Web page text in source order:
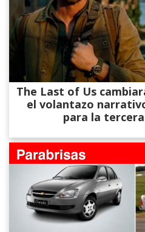
The Last of Us
el volantazo
para la